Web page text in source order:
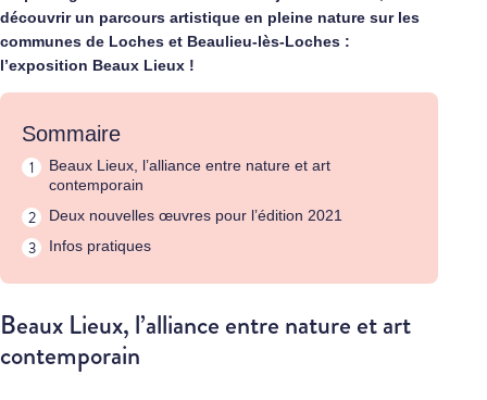
découvrir un parcours artistique en pleine nature sur les
communes de Loches et Beaulieu-lès-Loches :
l’exposition Beaux Lieux !
Sommaire
Beaux Lieux, l’alliance entre nature et art
contemporain
Deux nouvelles œuvres pour l’édition 2021
Infos pratiques
Beaux Lieux, l’alliance entre nature et art
contemporain